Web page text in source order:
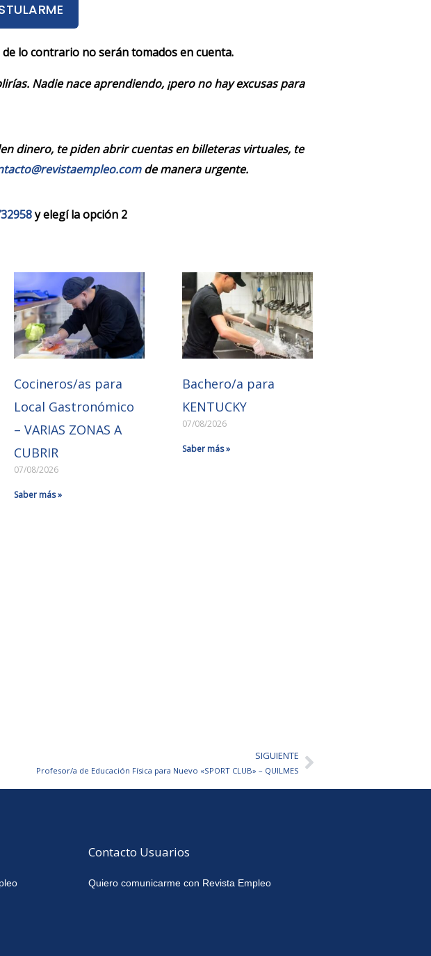
de lo contrario no serán tomados en cuenta.
Nadie nace aprendiendo, ¡pero no hay excusas para
dinero, te piden abrir cuentas en billeteras virtuales, te
de manera urgente.
y elegí la opción 2
Cocineros/as para
Local Gastronómico
– VARIAS ZONAS A
CUBRIR
07/08/2026
Saber más »
Bachero/a para
KENTUCKY
07/08/2026
Saber más »
SIGUIENTE
Profesor/a de Educación Física para Nuevo «SPORT CLUB» – QUILMESSiguiente
Contacto Usuarios
Quiero comunicarme con Revista Empleo